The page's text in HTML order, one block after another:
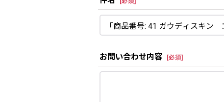
お問い合わせ内容 [必須]